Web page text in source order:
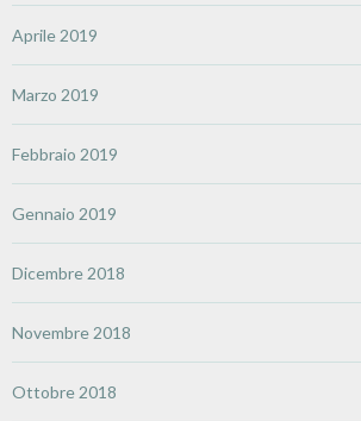
Aprile 2019
Marzo 2019
Febbraio 2019
Gennaio 2019
Dicembre 2018
Novembre 2018
Ottobre 2018